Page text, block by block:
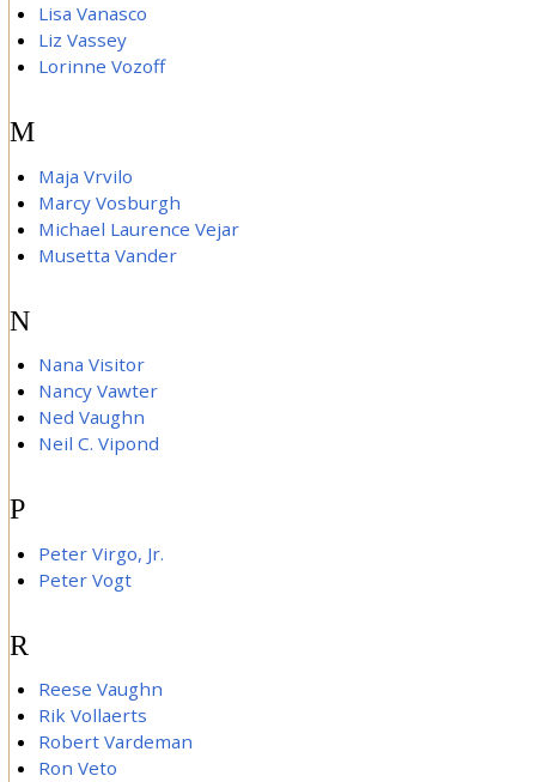
Lisa Vanasco
Liz Vassey
Lorinne Vozoff
M
Maja Vrvilo
Marcy Vosburgh
Michael Laurence Vejar
Musetta Vander
N
Nana Visitor
Nancy Vawter
Ned Vaughn
Neil C. Vipond
P
Peter Virgo, Jr.
Peter Vogt
R
Reese Vaughn
Rik Vollaerts
Robert Vardeman
Ron Veto